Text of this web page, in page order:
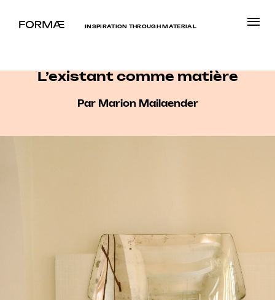
INSPIRATION THROUGH MATERIAL
L’existant comme matière
Par Marion Mailaender